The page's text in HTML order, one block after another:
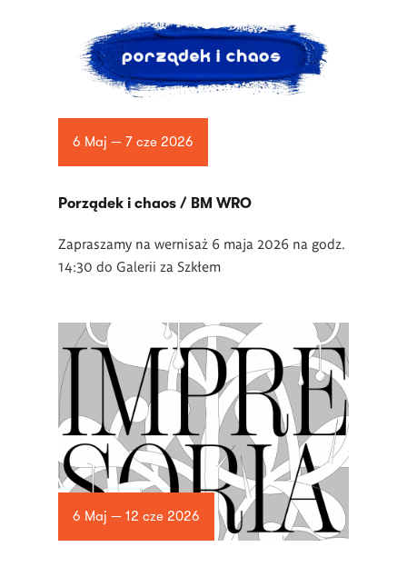
6 Maj — 7 cze 2026
Porządek i chaos / BM WRO
Zapraszamy na wernisaż 6 maja 2026 na godz.
14:30 do Galerii za Szkłem
6 Maj — 12 cze 2026